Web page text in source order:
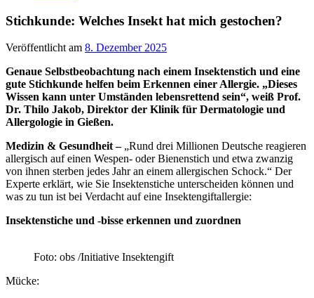
Stichkunde: Welches Insekt hat mich gestochen?
Veröffentlicht am 8. Dezember 2025
Genaue Selbstbeobachtung nach einem Insektenstich und eine
gute Stichkunde helfen beim Erkennen einer Allergie. „Dieses
Wissen kann unter Umständen lebensrettend sein“, weiß Prof.
Dr. Thilo Jakob, Direktor der Klinik für Dermatologie und
Allergologie in Gießen.
Medizin & Gesundheit –„Rund drei Millionen Deutsche reagieren
allergisch auf einen Wespen- oder Bienenstich und etwa zwanzig
von ihnen sterben jedes Jahr an einem allergischen Schock.“ Der
Experte erklärt, wie Sie Insektenstiche unterscheiden können und
was zu tun ist bei Verdacht auf eine Insektengiftallergie:
Insektenstiche und -bisse erkennen und zuordnen
Foto: obs /Initiative Insektengift
Mücke: